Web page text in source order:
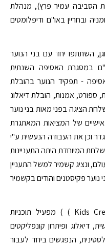
הסביבה עמיר פרץ), מנהלת
ובחריין באו"ם ודיפלומטים
השתתפו יחד עם בני הנוער
במסגרת האסיפה השנתית
- תפקיד הנוער בהובלת
ספורט, אמנות, הובלת דיאלוג
הציגה בפני מאות בני נוער
אישיים של המציאות המאתגרת
וכן את העבודה הנעשית ע"י
המיוחדת היתה התעניינות
ונציג קשמיר למשל התעניין
פקיסטנים והודים בקשמיר
הארגון החינוכי "Kids Creating Peace"KCP ) ) מפעיל תוכניות
דיאלוג ופיתרון קונפליקטים
הנפגשים ביחד לעבור